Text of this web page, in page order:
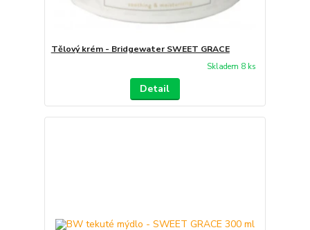
Tělový krém - Bridgewater SWEET GRACE
Skladem 8 ks
Detail